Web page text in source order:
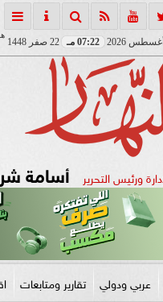
07:22 مـ 22 صفر 1448
هـ
ورئيس التحرير أسامة
عربي ودولي تقارير ومتابعات